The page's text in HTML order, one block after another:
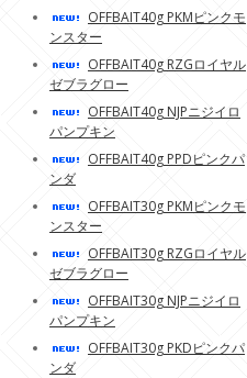
OFFBAIT40g PKMピンクモ
ンスター
OFFBAIT40g RZGロイヤル
ゼブラグロー
OFFBAIT40g NJPニジイロ
パンプキン
OFFBAIT40g PPDピンクパ
ンダ
OFFBAIT30g PKMピンクモ
ンスター
OFFBAIT30g RZGロイヤル
ゼブラグロー
OFFBAIT30g NJPニジイロ
パンプキン
OFFBAIT30g PKDピンクパ
ンダ